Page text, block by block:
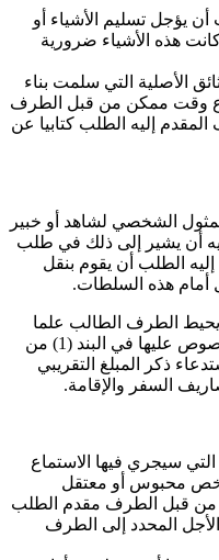
يؤجل تسليم الأشياء أو
كانت هذه الأشياء ضرورية
الأصلية التي سلمت بناء
وقت ممكن من قبل الطرف
إليه الطلب كتابيا عن
الشخصي لشاهد أو خبير
أن يشير إلى ذلك في طلب
الطلب أن يقوم بنقل
أمام هذه السلطات.
الطرف الطالب علما
بإجابة الشاهد أو الخبير في الحالة المنصوص عليها في البند (1) من
ذكر المبلغ التقريبي
السفر والإقامة.
سيجري فيها الاستماع
شخص محبوس أو معتقل
من قبل الطرف مقدم الطلب
المحدد إلى الطرف